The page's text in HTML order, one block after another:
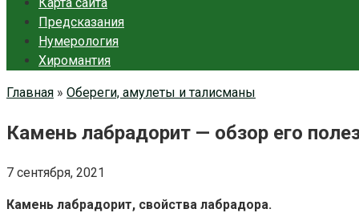
Предсказания
Нумерология
Хиромантия
Главная » Обереги, амулеты и талисманы
Камень лабрадорит — обзор его
7 сентября, 2021
Камень лабрадорит, свойства лабрадора.